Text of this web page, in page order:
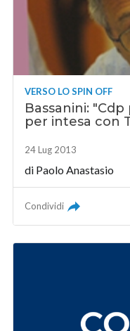
VERSO LO SPIN OFF
Bassanini:
per intesa con
24 Lug 2013
di Paolo Anastasio
Condividi